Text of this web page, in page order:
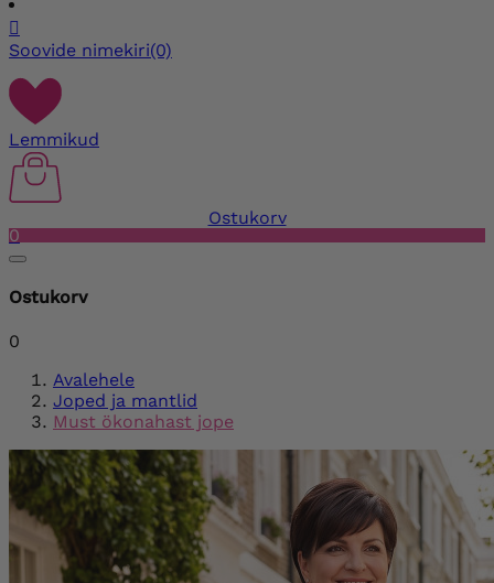

Soovide nimekiri(0)
Lemmikud
Ostukorv
0
Ostukorv
0
Avalehele
Joped ja mantlid
Must ökonahast jope